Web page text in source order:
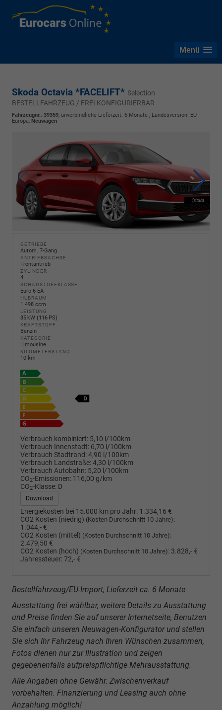
Menü
Skoda Octavia *FACELIFT* Selection
BESTELLFAHRZEUG / FREI KONFIGURIERBAR
Fahrzeugnr.: 39359, unverbindliche Lieferzeit: 6 Monate , Landesversion: EU -
Europa, Neuwagen
GETRIEBE
Autom. 7-Gang
ANTRIEBSACHSE
Frontantrieb
ZYLINDER
4
SCHADSTOFFKLASSE
Euro 6 EA
HUBRAUM
1.498 ccm
LEISTUNG
85 kW (116 PS)
KRAFTSTOFF
Benzin
KATEGORIE
Limousine
KILOMETERSTAND
10 km
Verbrauch kombiniert: 5,10 l/100km
Verbrauch Innenstadt: 6,70 l/100km
Verbrauch Stadtrand:4,90 l/100km
Verbrauch Landstraße:4,30 l/100km
Verbrauch Autobahn: 5,20 l/100km
CO2-Emissionen: 116,00 g/km
CO2-Klasse: D
Download
Energiekosten bei 15.000 km pro Jahr: 1.334,16 €
CO2 Kosten (niedrig) (Kosten Durchschnitt 10 Jahre):
1.044,- €
CO2 Kosten (mittel) (Kosten Durchschnitt 10 Jahre):
2.479,50 €
CO2 Kosten (hoch) (Kosten Durchschnitt 10 Jahre): 3.828,- €
Jahressteuer:72,- €
Bestellfahrzeug/EU-Import, Lieferzeit ca. 6 Monate
Ausstattung frei wählbar, weitere Details zu Ausstattung
und Preise finden Sie auf unserer Internetseite, Benutzen
Sie einfach unseren Neuwagen-Konfigurator und stellen
Sie sich Ihr Fahrzeug nach Ihren Wünschen zusammen,
Fotos dienen nur zur Illustration und zeigen
gegebenenfalls aufpreispflichtige Mehrausstattung.
Alle Angaben ohne Gewähr. Zwischenverkauf
vorbehalten. Finanzierung und Leasing auch ohne
Anzahlung möglich!